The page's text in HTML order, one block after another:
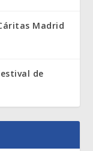
Madrid
de